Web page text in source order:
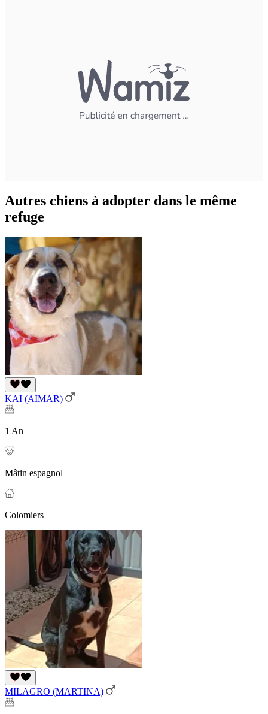
Autres chiens à adopter dans le même
refuge
KAI (AIMAR)
1 An
Mâtin espagnol
Colomiers
MILAGRO (MARTINA)